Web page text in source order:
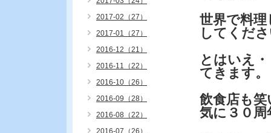
世界で料
してくだ
とはいえ
てきます。
飲食店も
気に３０周
2017-02（27）
2017-01（27）
2016-12（21）
2016-11（22）
2016-10（26）
2016-09（28）
2016-08（22）
2016-07（26）